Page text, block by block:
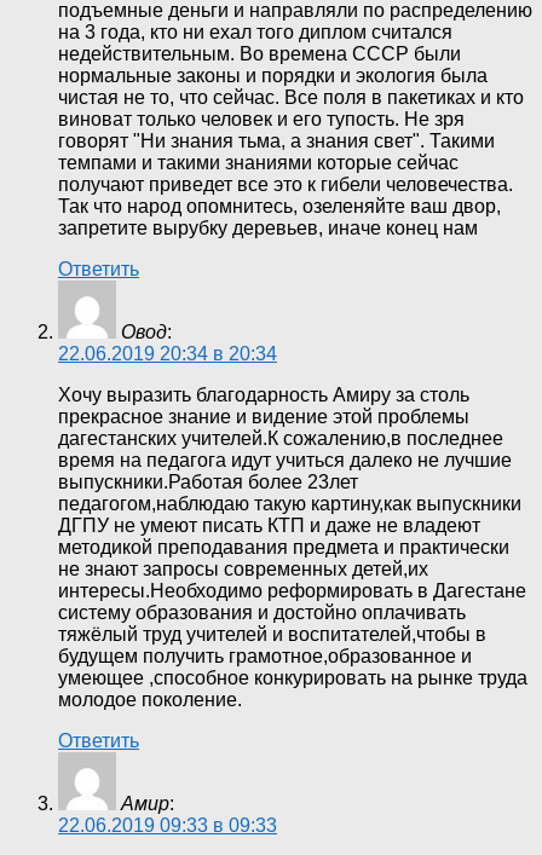
подъемные деньги и направляли по распределению
на 3 года, кто ни ехал того диплом считался
недействительным. Во времена СССР были
нормальные законы и порядки и экология была
чистая не то, что сейчас. Все поля в пакетиках и кто
виноват только человек и его тупость. Не зря
говорят "Ни знания тьма, а знания свет". Такими
темпами и такими знаниями которые сейчас
получают приведет все это к гибели человечества.
Так что народ опомнитесь, озеленяйте ваш двор,
запретите вырубку деревьев, иначе конец нам
Ответить
Овод:
22.06.2019 20:34 в 20:34
Хочу выразить благодарность Амиру за столь
прекрасное знание и видение этой проблемы
дагестанских учителей.К сожалению,в последнее
время на педагога идут учиться далеко не лучшие
выпускники.Работая более 23лет
педагогом,наблюдаю такую картину,как выпускники
ДГПУ не умеют писать КТП и даже не владеют
методикой преподавания предмета и практически
не знают запросы современных детей,их
интересы.Необходимо реформировать в Дагестане
систему образования и достойно оплачивать
тяжёлый труд учителей и воспитателей,чтобы в
будущем получить грамотное,образованное и
умеющее ,способное конкурировать на рынке труда
молодое поколение.
Ответить
Амир:
22.06.2019 09:33 в 09:33